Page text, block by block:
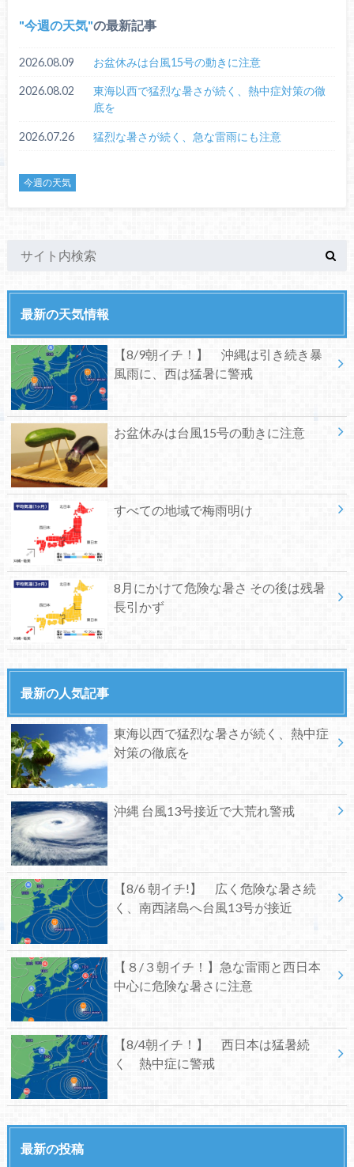
今週の天気 の最新記事
2026.08.09 お盆休みは台風15号の動きに注意
2026.08.02
東海以西で猛烈な暑さが続く、熱中症対策の徹
底を
2026.07.26 猛烈な暑さが続く、急な雷雨にも注意
今週の天気
最新の天気情報
【8/9朝イチ！】 沖縄は引き続き暴
風雨に、西は猛暑に警戒
お盆休みは台風15号の動きに注意
すべての地域で梅雨明け
8月にかけて危険な暑さ その後は残暑
長引かず
最新の人気記事
東海以西で猛烈な暑さが続く、熱中症
対策の徹底を
沖縄 台風13号接近で大荒れ警戒
【8/6 朝イチ!】 広く危険な暑さ続
く、南西諸島へ台風13号が接近
【８/３朝イチ！】急な雷雨と西日本
中心に危険な暑さに注意
【8/4朝イチ！】 西日本は猛暑続
く 熱中症に警戒
最新の投稿